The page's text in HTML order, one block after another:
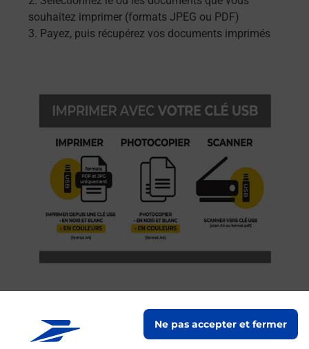
Ne pas accepter et fermer
souhaitez imprimer (formats JPEG ou PDF)
Payez, puis récupérez vos documents imprimés
Services